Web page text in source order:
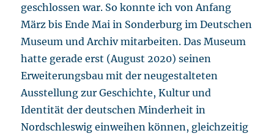
geschlossen war. So konnte ich von Anfang
März bis Ende Mai in Sonderburg im Deutschen
Museum und Archiv mitarbeiten. Das Museum
hatte gerade erst (August 2020) seinen
Erweiterungsbau mit der neugestalteten
Ausstellung zur Geschichte, Kultur und
Identität der deutschen Minderheit in
Nordschleswig einweihen können, gleichzeitig